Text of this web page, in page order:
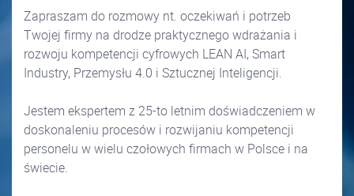
Zapraszam do rozmowy nt. oczekiwań i potrzeb
Twojej firmy na drodze praktycznego wdrażania i
rozwoju kompetencji cyfrowych LEAN AI, Smart
Industry, Przemysłu 4.0 i Sztucznej Inteligencji.
Jestem ekspertem z 25-to letnim doświadczeniem w
doskonaleniu procesów i rozwijaniu kompetencji
personelu w wielu czołowych firmach w Polsce i na
świecie.